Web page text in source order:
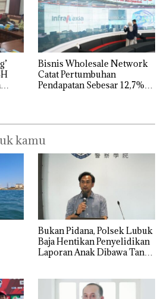
Bisnis Wholesale Network
Catat Pertumbuhan
Pendapatan Sebesar 12,7%
kamu
Bukan Pidana, Polsek Lubuk
Baja Hentikan Penyelidikan
Laporan Anak Dibawa Tanpa